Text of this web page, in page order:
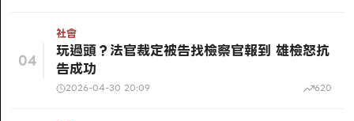
04
社會
玩過頭？法官裁定被告找檢察官報到 雄檢怒抗
告成功
2026-04-30 20:09 620